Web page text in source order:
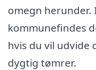
omegn herunder.
kommunefindes
hvis du vil udvide
dygtig tømrer.